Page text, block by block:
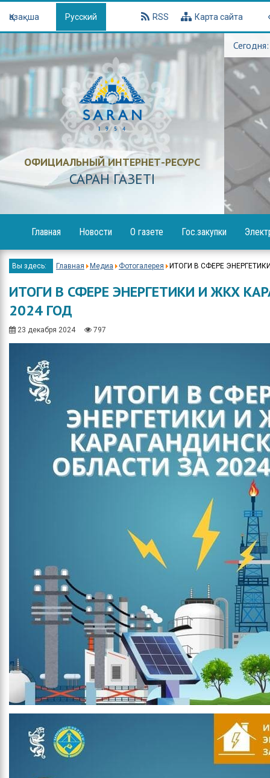
Қазақша Русский RSS Карта сайта
ОФИЦИАЛЬНЫЙ ИНТЕРНЕТ-РЕСУРС
САРАН ГАЗЕТI
Главная
Новости
Образование
Спорт
Здравоохранение
В городском акимате
В городском
маслихате
Культура
Ими гордится город
О газете
Гос.закупки
Объявления
Годовые планы
Вы здесь: Главная Медиа Фотогалерея ИТОГИ В СФЕРЕ
ИТОГИ В СФЕРЕ ЭНЕРГЕТИКИ И ЖКХ
2024 ГОД
23 декабря 2024 797